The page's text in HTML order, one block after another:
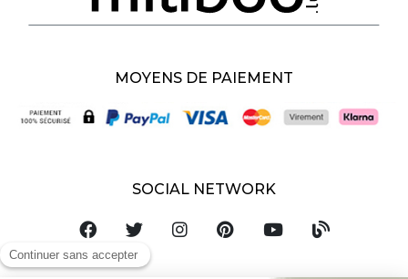
MOYENS DE PAIEMENT
SOCIAL NETWORK